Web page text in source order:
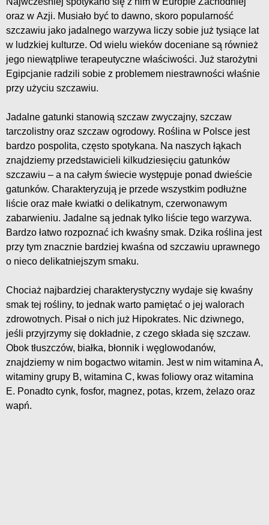
oraz w Azji. Musiało być to dawno, skoro popularność
szczawiu jako jadalnego warzywa liczy sobie już tysiące lat
w ludzkiej kulturze. Od wielu wieków doceniane są również
jego niewątpliwe terapeutyczne właściwości. Już starożytni
Egipcjanie radzili sobie z problemem niestrawności właśnie
przy użyciu szczawiu.
Jadalne gatunki stanowią szczaw zwyczajny, szczaw
tarczolistny oraz szczaw ogrodowy. Roślina w Polsce jest
bardzo pospolita, często spotykana. Na naszych łąkach
znajdziemy przedstawicieli kilkudziesięciu gatunków
szczawiu – a na całym świecie występuje ponad dwieście
gatunków. Charakteryzują je przede wszystkim podłużne
liście oraz małe kwiatki o delikatnym, czerwonawym
zabarwieniu. Jadalne są jednak tylko liście tego warzywa.
Bardzo łatwo rozpoznać ich kwaśny smak. Dzika roślina jest
przy tym znacznie bardziej kwaśna od szczawiu uprawnego
o nieco delikatniejszym smaku.
Chociaż najbardziej charakterystyczny wydaje się kwaśny
smak tej rośliny, to jednak warto pamiętać o jej walorach
zdrowotnych. Pisał o nich już Hipokrates. Nic dziwnego,
jeśli przyjrzymy się dokładnie, z czego składa się szczaw.
Obok tłuszczów, białka, błonnik i węglowodanów,
znajdziemy w nim bogactwo witamin. Jest w nim witamina A,
witaminy grupy B, witamina C, kwas foliowy oraz witamina
E. Ponadto cynk, fosfor, magnez, potas, krzem, żelazo oraz
wapń.